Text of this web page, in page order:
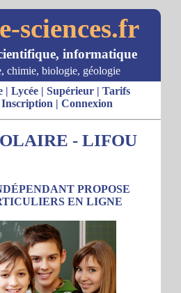
sciences.fr
informatique
chimie, biologie, géologie
| Lycée| Supérieur| Tarifs
Inscription | Connexion
- LIFOU
PROPOSE
EN LIGNE